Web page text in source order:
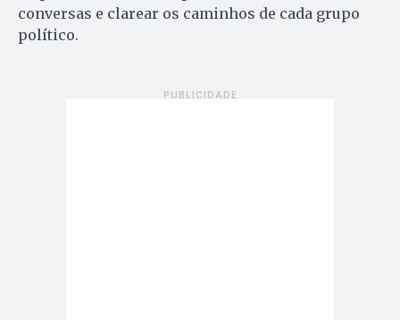
conversas e clarear os caminhos de cada grupo
político.